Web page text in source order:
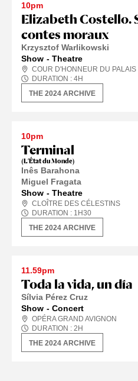
Elizabeth Costello.
contes moraux
Krzysztof Warlikowski
10pm
Show Theatre
COUR D'HONNEUR DU PALAIS
DURATION : 4H
THE 2024 ARCHIVE
Terminal
(L’État du Monde)
Inês Barahona
Miguel Fragata
10pm
Show Theatre
CLOÎTRE DES CÉLESTINS
DURATION : 1 H30
THE 2024 ARCHIVE
Toda la vida, un día
Sílvia Pérez Cruz
11.59pm
Show Concert
OPÉRA GRAND AVIGNON
DURATION : 2 H
THE 2024 ARCHIVE